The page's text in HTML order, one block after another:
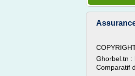
Ghorbel.tn :
Comparatif